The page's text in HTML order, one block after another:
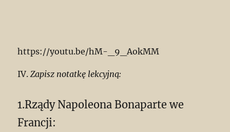
https://youtu.be/hM-_9_AokMM
IV.Zapisz notatkę lekcyjną:
1.Rządy Napoleona Bonaparte we
Francji: